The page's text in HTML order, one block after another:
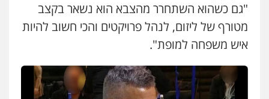
"גם כשהוא השתחרר מהצבא הוא נשאר בקצב
מטורף של ליזום, לנהל פרויקטים והכי חשוב להיות
איש משפחה למופת".